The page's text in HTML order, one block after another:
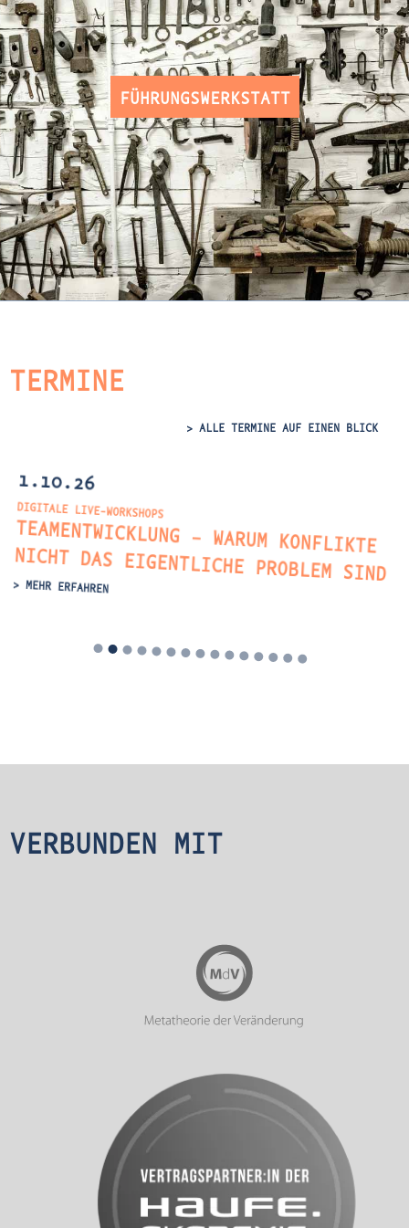
FÜHRUNGSWERKSTATT
TERMINE
> ALLE TERMINE AUF EINEN BLICK
1.10.26
DIGITALE LIVE-WORKSHOPS
TEAMENTWICKLUNG – WARUM KONFLIKTE
NICHT DAS EIGENTLICHE PROBLEM SIND
> MEHR ERFAHREN
VERBUNDEN MIT